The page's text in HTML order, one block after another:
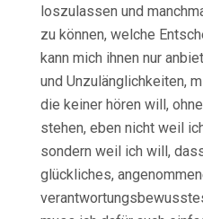
loszulassen und
zu können, welche
kann mich ihnen nur
und Unzulänglichkeiten,
die keiner hören will,
stehen, eben nicht weil
sondern weil ich will,
glückliches,